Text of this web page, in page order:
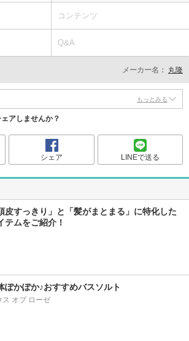
コンテンツ
Q&A
メーカー名： 丸隆
もっとみる
アしませんか？
シェア LINEで送る
皮すっきり」と「髪がまとまる」に特化した
テムをご紹介！
ぽかぽか♪おすすめバスソルト
ス オブ ローゼ